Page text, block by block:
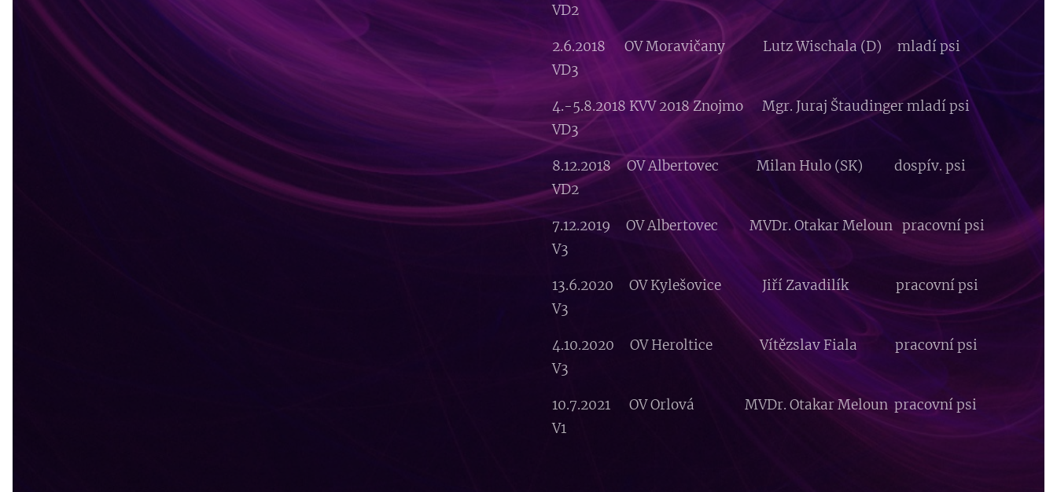
VD2
2.6.2018 OV Moravičany Lutz Wischala (D) mladí psi
VD3
4.-5.8.2018 KVV 2018 Znojmo Mgr. Juraj Štaudinger mladí psi
VD3
8.12.2018 OV Albertovec Milan Hulo (SK) dospív. psi
VD2
7.12.2019 OV Albertovec MVDr. Otakar Meloun pracovní psi
V3
13.6.2020 OV Kylešovice Jiří Zavadilík pracovní psi
V3
4.10.2020 OV Heroltice Vítězslav Fiala pracovní psi
V3
10.7.2021 OV Orlová MVDr. Otakar Meloun pracovní psi
V1